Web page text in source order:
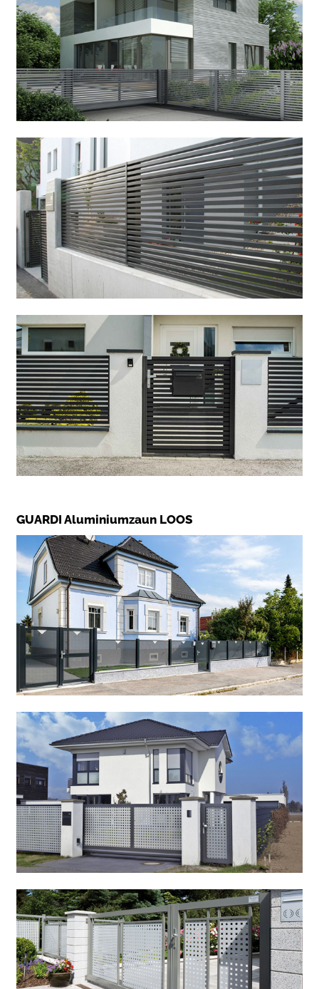
GUARDI Aluminiumzaun LOOS